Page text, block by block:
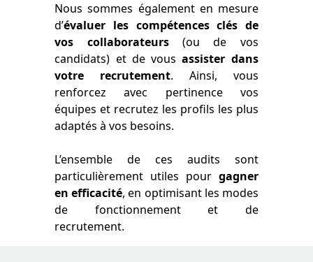
Nous sommes également en mesure
d’évaluer les compétences clés de
vos collaborateurs(ou de vos
candidats) et de vousassister dans
votre recrutement. Ainsi, vous
renforcez avec pertinence vos
équipes et recrutez les profils les plus
adaptés à vos besoins.
L’ensemble de ces audits sont
particulièrement utiles pourgagner
en efficacité, en optimisant les modes
de fonctionnement et de
recrutement.